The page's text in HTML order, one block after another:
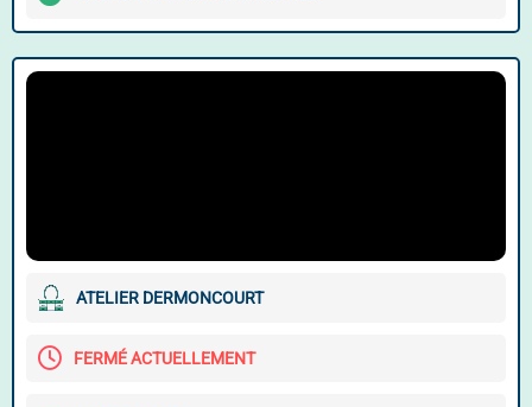
ATELIER DERMONCOURT
FERMÉ ACTUELLEMENT